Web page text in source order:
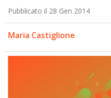
Pubblicato il 28 Gen 2014
Maria Castiglione